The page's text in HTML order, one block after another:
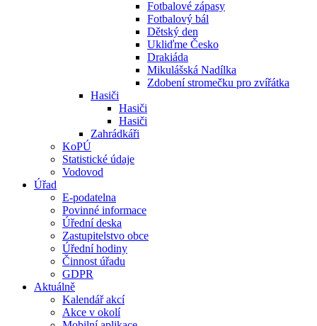
Fotbalové zápasy
Fotbalový bál
Dětský den
Ukliďme Česko
Drakiáda
Mikulášská Nadílka
Zdobení stromečku pro zvířátka
Hasiči
Hasiči
Hasiči
Zahrádkáři
KoPÚ
Statistické údaje
Vodovod
Úřad
E-podatelna
Povinné informace
Úřední deska
Zastupitelstvo obce
Úřední hodiny
Činnost úřadu
GDPR
Aktuálně
Kalendář akcí
Akce v okolí